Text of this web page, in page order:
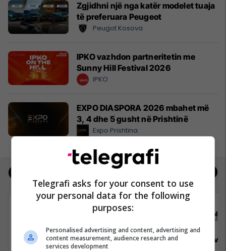
Zgjidhni një nga katër modelet tuaja
të preferuara Peugeot
Peugot Kosova
IPKO vazhdon partneritetin me
Sunny Hill Festival 2026
IPKO
EXPO DIASPORA 2026 mbahet më
3, 4 dhe 5 gusht në Prishtinë
Expo Prishtina
Specialist Mishi (Kasap)
Sales
Telegrafi asks for your consent to use
your personal data for the following
purposes:
Personalised advertising and content, advertising and
content measurement, audience research and
services development